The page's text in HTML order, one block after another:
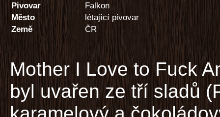
Pivovar
Falkon
Město
létající pivovar
Země
ČR
Mother I Love to Fuck
byl uvařen ze tří sladů